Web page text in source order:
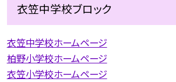
衣笠中学校ブロック
衣笠中学校ホームページ
柏野小学校ホームページ
衣笠小学校ホームページ